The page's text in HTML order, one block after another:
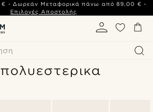
€ - Δωρεάν Μεταφορικά πάνω από 89,00 € -
Επιλογές Αποστολής